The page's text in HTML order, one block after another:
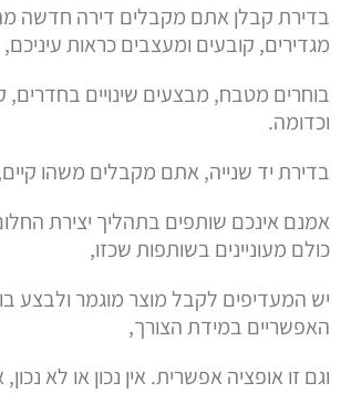
בדירת קבלן אתם מקבלים דירה חדשה
מגדירים, קובעים ומעצבים כראות עיניכם,
בוחרים מטבח, מבצעים שינויים בחדרים,
וכדומה.
בדירת יד שנייה, אתם מקבלים משהו
אמנם אינכם שותפים בתהליך יצירת
כולם מעוניינים בשותפות שכזו,
יש המעדיפים לקבל מוצר מוגמר ולבצע בו
האפשריים במידת הצורך,
וגם זו אופציה אפשרית. אין נכון או לא נכון,